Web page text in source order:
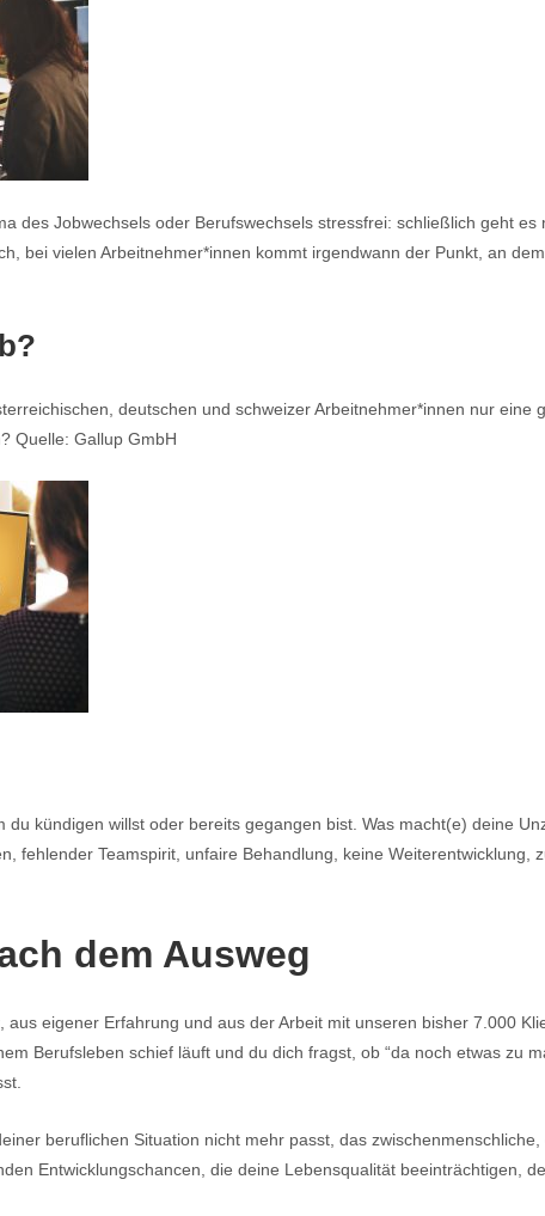
des Jobwechsels oder Berufswechsels stressfrei: schließlich geht
bei vielen Arbeitnehmer*innen kommt irgendwann der Punkt, an
deutschen und schweizer Arbeitnehmer*innen nur eine
Quelle: Gallup GmbH
du kündigen willst oder bereits gegangen bist. Was macht(e) deine
fehlender Teamspirit, unfaire Behandlung, keine Weiterentwicklung,
dem Ausweg
eigener Erfahrung und aus der Arbeit mit unseren bisher 7.000
Berufsleben schief läuft und du dich fragst, ob “da noch etwas zu
beruflichen Situation nicht mehr passt, das
Entwicklungschancen, die deine Lebensqualität beeinträchtigen,